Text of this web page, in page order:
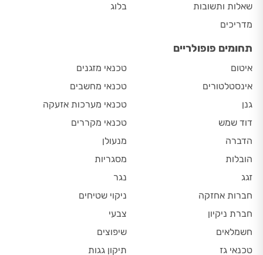
שאלות ותשובות
מדריכים
בלוג
תחומים פופולריים
איטום
אינסטלטורים
גנן
דוד שמש
הדברה
הובלות
זגג
חברות אחזקה
חברת ניקיון
חשמלאים
טכנאי גז
טכנאי מזגנים
טכנאי מחשבים
טכנאי מערכות אזעקה
טכנאי מקררים
מנעולן
מסגריות
נגר
ניקוי שטיחים
צבעי
שיפוצים
תיקון גגות